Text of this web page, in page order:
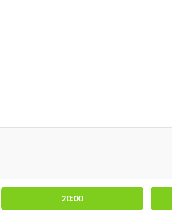
20:00